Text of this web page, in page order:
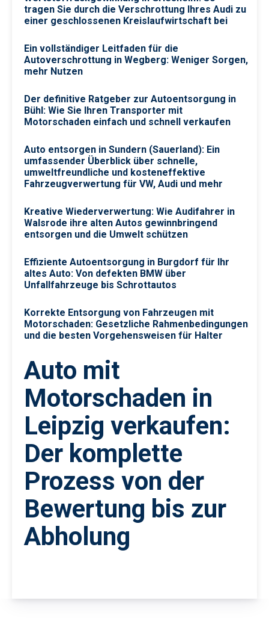
tragen Sie durch die Verschrottung Ihres Audi zu
einer geschlossenen Kreislaufwirtschaft bei
Ein vollständiger Leitfaden für die
Autoverschrottung in Wegberg: Weniger Sorgen,
mehr Nutzen
Der definitive Ratgeber zur Autoentsorgung in
Bühl: Wie Sie Ihren Transporter mit
Motorschaden einfach und schnell verkaufen
Auto entsorgen in Sundern (Sauerland): Ein
umfassender Überblick über schnelle,
umweltfreundliche und kosteneffektive
Fahrzeugverwertung für VW, Audi und mehr
Kreative Wiederverwertung: Wie Audifahrer in
Walsrode ihre alten Autos gewinnbringend
entsorgen und die Umwelt schützen
Effiziente Autoentsorgung in Burgdorf für Ihr
altes Auto: Von defekten BMW über
Unfallfahrzeuge bis Schrottautos
Korrekte Entsorgung von Fahrzeugen mit
Motorschaden: Gesetzliche Rahmenbedingungen
und die besten Vorgehensweisen für Halter
Auto mit
Motorschaden in
Leipzig verkaufen:
Der komplette
Prozess von der
Bewertung bis zur
Abholung